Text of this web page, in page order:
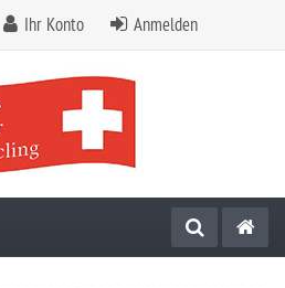
Ihr Konto Anmelden